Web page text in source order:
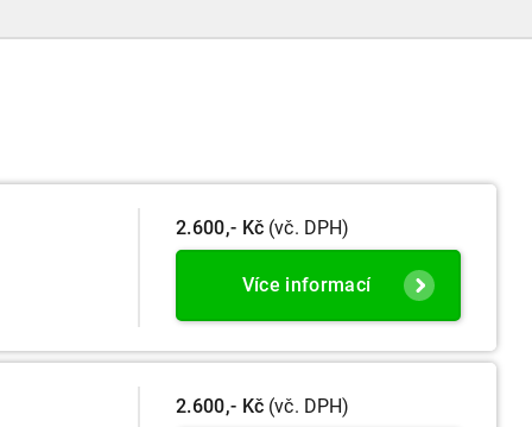
2.600,- Kč (vč. DPH)
Více informací
2.600,- Kč (vč. DPH)